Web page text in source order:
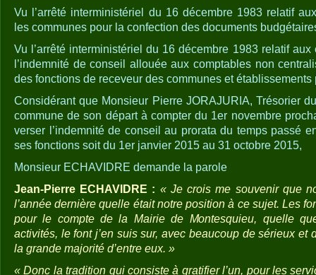
Vu l’arrêté interministériel du 16 décembre 1983 relatif
les communes pour la confection des documents
Vu l’arrêté interministériel du 16 décembre 1983 relatif aux
l’indemnité de conseil allouée aux comptables non
des fonctions de receveur des communes et
Considérant que Monsieur Pierre JORAJURIA, Trésorier
commune de son départ à compter du 1er novembre
verser l’indemnité de conseil au prorata du temps passé
ses fonctions soit du 1er janvier 2015 au 31 octobre 2015,
Monsieur ECHAVIDRE demande la parole
Jean-Pierre ECHAVIDRE : « Je crois me souvenir que
l’année dernière quelle était notre position à ce sujet. Les
pour le compte de la Mairie de Montesquieu, quelle
activités, le font j’en suis sur, avec beaucoup de sérieux et
la grande majorité d’entre eux. »
« Donc la tradition qui consiste à gratifier l’un, pour les